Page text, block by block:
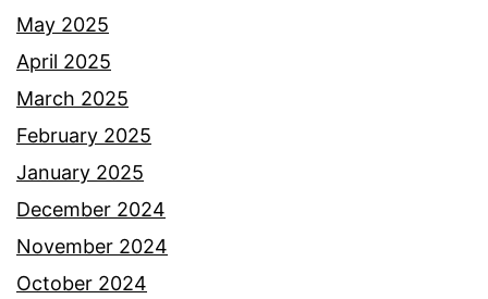
May 2025
April 2025
March 2025
February 2025
January 2025
December 2024
November 2024
October 2024